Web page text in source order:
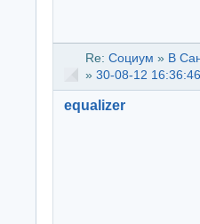
Re: Социум » В
» 30-08-12 16:36:46
equalizer